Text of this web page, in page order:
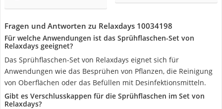
Fragen und Antworten zu Relaxdays 10034198
Für welche Anwendungen ist das Sprühflaschen-Set von
Relaxdays geeignet?
Das Sprühflaschen-Set von Relaxdays eignet sich für
Anwendungen wie das Besprühen von Pflanzen, die Reinigung
von Oberflächen oder das Befüllen mit Desinfektionsmitteln.
Gibt es Verschlusskappen für die Sprühflaschen im Set von
Relaxdays?